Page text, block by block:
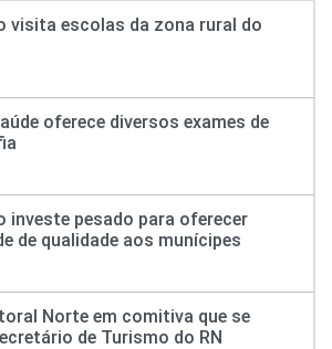
visita escolas da zona rural do
oferece diversos exames de
investe pesado para oferecer
de qualidade aos munícipes
Norte em comitiva que se
de Turismo do RN